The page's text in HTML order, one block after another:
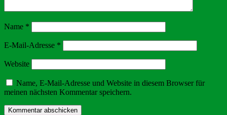
Name *
E-Mail-Adresse *
Website
Name, E-Mail-Adresse und Website in diesem Browser für
meinen nächsten Kommentar speichern.